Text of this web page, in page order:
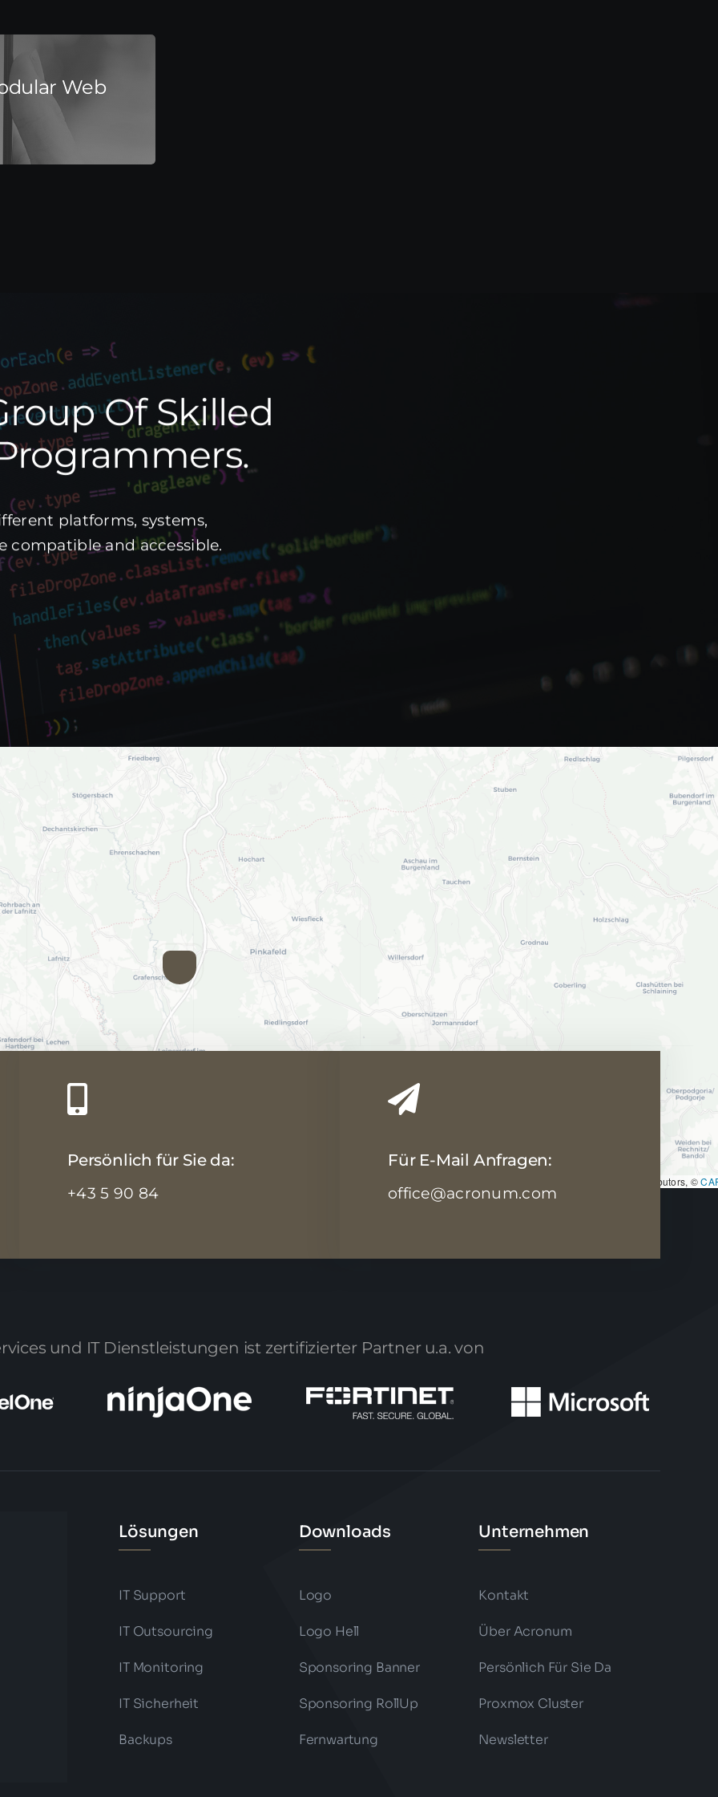
Web
Of Skilled
platforms, systems,
compatible and accessible.
contributors, ©
Persönlich für Sie da:
+43 5 90 84
Für E-Mail Anfragen:
office@acronum.com
und IT Dienstleistungen ist zertifizierter Partner u.a. von
Lösungen
IT Support
IT Outsourcing
IT Monitoring
IT Sicherheit
Backups
Downloads
Logo
Logo Hell
Sponsoring Banner
Sponsoring RollUp
Fernwartung
Unternehmen
Kontakt
Über Acronum
Persönlich Für Sie Da
Proxmox Cluster
Newsletter